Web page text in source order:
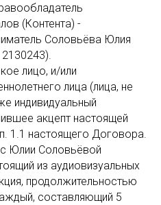
(Контента) -
Соловьёва Юлия
лицо, и/или
лица (лица, не
индивидуальный
акцепт настоящей
1.1 настоящего Договора.
Юлии Соловьёвой
из аудиовизуальных
продолжительностью
составляющий 5